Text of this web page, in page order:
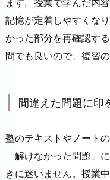
記憶が定着しやすくなり
かった部分を再確認す
間でも良いので、復習
間違えた問題に印
塾のテキストやノート
「解けなかった問題」
きに迷いません。 授業